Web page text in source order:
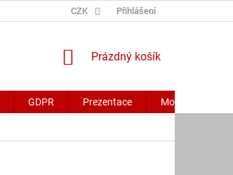
CZK Přihlášení
NÁKUPNÍ
Prázdný košík
GDPR Prezentace Moje